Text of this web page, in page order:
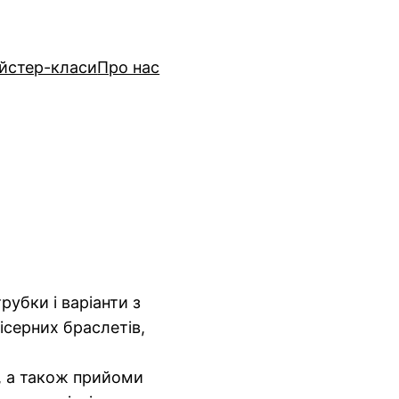
класиПро нас
і варіанти з
браслетів,
а також прийоми